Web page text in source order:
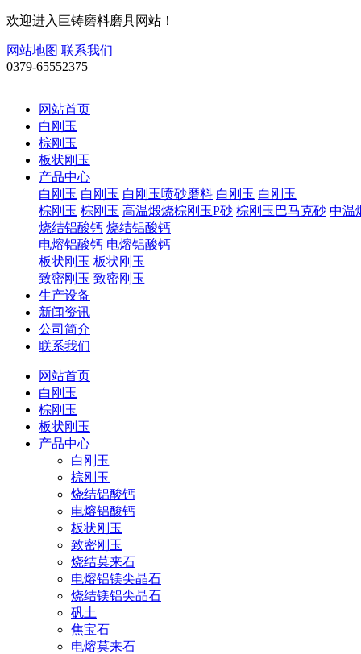
欢迎进入巨铸磨料磨具网站！
网站地图 联系我们
0379-65552375
网站首页
白刚玉
棕刚玉
板状刚玉
产品中心
白刚玉 白刚玉 白刚玉喷砂磨料 白刚玉 白刚玉
棕刚玉 棕刚玉 高温煅烧棕刚玉P砂 棕刚玉巴马克砂 中温
烧结铝酸钙 烧结铝酸钙
电熔铝酸钙 电熔铝酸钙
板状刚玉 板状刚玉
致密刚玉 致密刚玉
生产设备
新闻资讯
公司简介
联系我们
网站首页
白刚玉
棕刚玉
板状刚玉
产品中心
白刚玉
棕刚玉
烧结铝酸钙
电熔铝酸钙
板状刚玉
致密刚玉
烧结莫来石
电熔铝镁尖晶石
烧结镁铝尖晶石
矾土
焦宝石
电熔莫来石